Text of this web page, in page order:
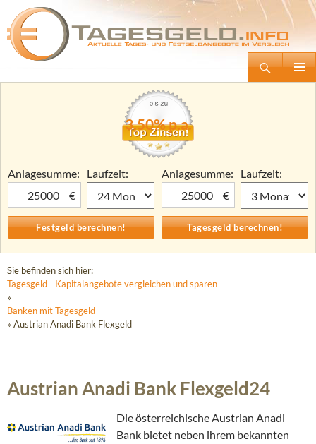
Tagesgeld.info – Tagesgeldkonten vergleichen und Tagesgeld-Zinsen berechnen
Zum
3,50% p.a.
Anlagesumme:
€
Laufzeit:
Anlagesumme:
€
Laufzeit:
Sie befinden sich hier:
Tagesgeld - Kapitalangebote vergleichen und sparen
»
Banken mit Tagesgeld
» Austrian Anadi Bank Flexgeld
Austrian Anadi Bank Flexgeld24
Die österreichische Austrian Anadi
Bank bietet neben ihrem bekannten